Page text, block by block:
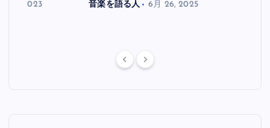
30, 2023 音楽を語る人 6月 26, 2025